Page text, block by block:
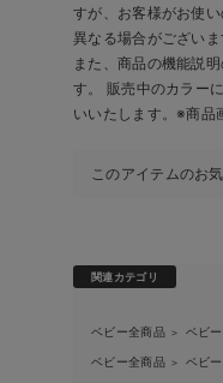
すが、 お客様がお使
異なる場合がございま
また、商品の機能説
す。 販売中のカラー
いいたします。 ※商品
このアイテムのお
関連カテゴリ
ベビー全商品 ＞ ベビ
ベビー全商品 ＞ ベビ